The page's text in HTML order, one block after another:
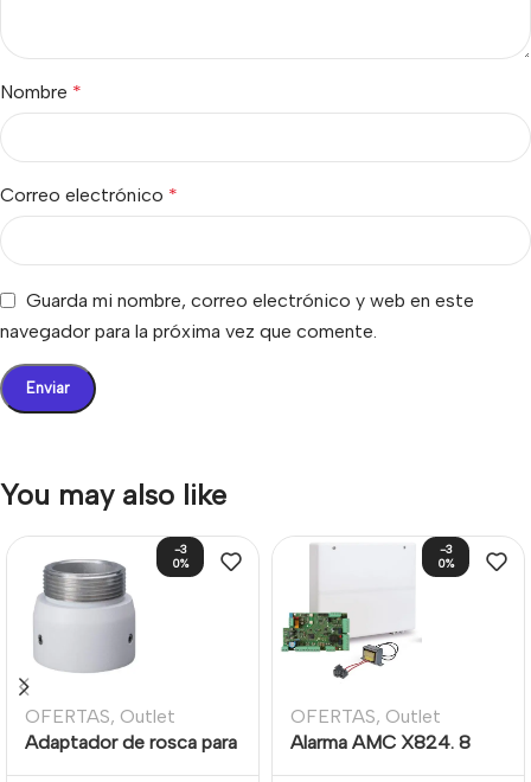
Nombre *
Correo electrónico *
Guarda mi nombre, correo electrónico y web en este
navegador para la próxima vez que comente.
You may also like
-3
0%
OFERTAS, Outlet
Adaptador de rosca para
-3
0%
OFERTAS, Outlet
Alarma AMC X824. 8